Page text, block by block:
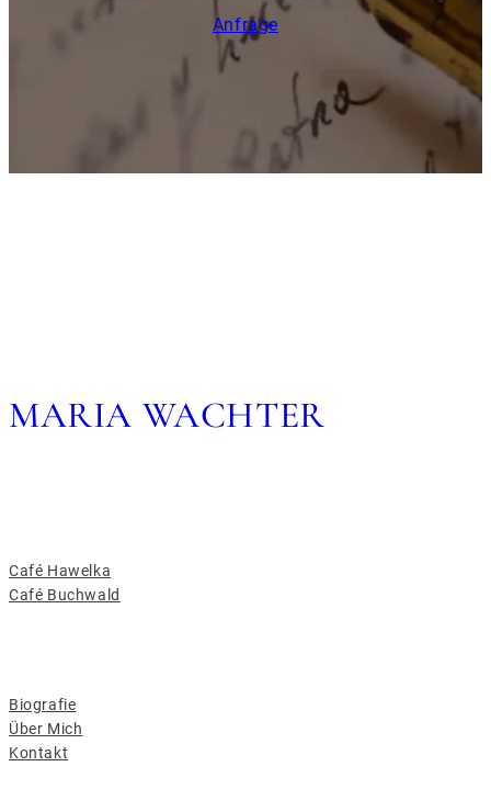
Anfrage
MARIA WACHTER
Café Hawelka
Café Buchwald
Biografie
Über Mich
Kontakt